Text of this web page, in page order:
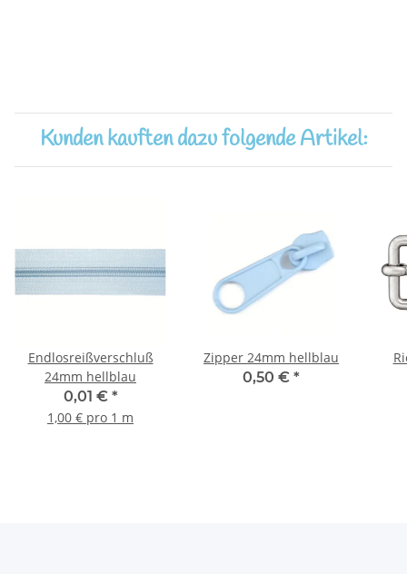
Kunden kauften dazu folgende Artikel:
Endlosreißverschluß
24mm hellblau
0,01 € *
1,00 € pro 1 m
Zipper 24mm hellblau
0,50 € *